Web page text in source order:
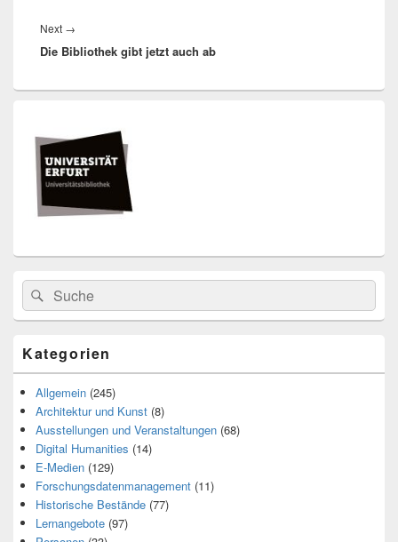
Next →
post:
Die Bibliothek gibt jetzt auch ab
Widget-
Bereich
Search
for:
Suche
Kategorien
Allgemein (245)
Architektur und Kunst (8)
Ausstellungen und Veranstaltungen (68)
Digital Humanities (14)
E-Medien (129)
Forschungsdatenmanagement (11)
Historische Bestände (77)
Lernangebote (97)